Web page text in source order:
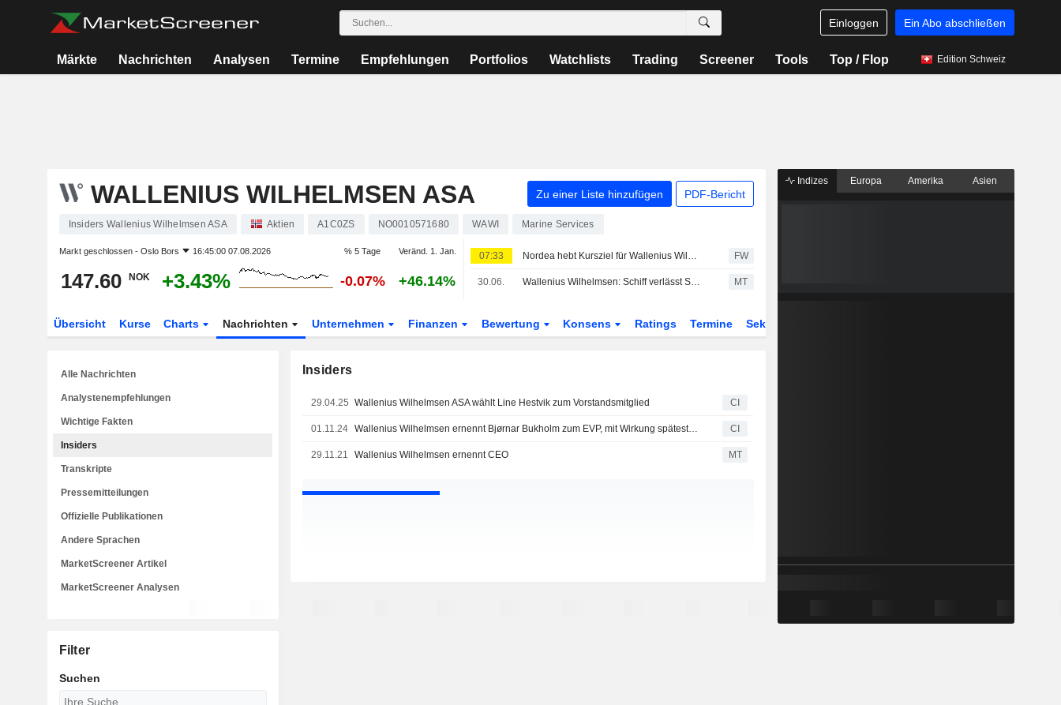
Einloggen Ein Abo abschließen
Märkte Nachrichten Analysen Termine Empfehlungen Portfolios Watchlists Trading Screener Tools Top / Flop Edition Schweiz
WALLENIUS WILHELMSEN ASA Zu einer Liste hinzufügen PDF-Bericht
Insiders Wallenius Wilhelmsen ASA Aktien A1C0ZS NO0010571680 WAWI Marine Services
Markt geschlossen - Oslo Bors 16:45:00 07.08.2026 % 5 Tage Veränd. 1. Jan.
147.60 NOK +3.43% -0.07% +46.14%
07:33 Nordea hebt Kursziel für Wallenius Wilhelmsen auf 164 norwegische Kronen (130) an, bekräftigt Kaufempfehlung FW
30.06. Wallenius Wilhelmsen: Schiff verlässt Straße von Hormus sicher MT
Übersicht Kurse Charts Nachrichten Unternehmen Finanzen Bewertung Konsens Ratings Termine Sektor
Insiders
29.04.25 Wallenius Wilhelmsen ASA wählt Line Hestvik zum Vorstandsmitglied CI
01.11.24 Wallenius Wilhelmsen ernennt Bjørnar Bukholm zum EVP, mit Wirkung spätestens zum 1. Mai 2025 CI
29.11.21 Wallenius Wilhelmsen ernennt CEO MT
Alle Nachrichten
Analystenempfehlungen
Wichtige Fakten
Insiders
Transkripte
Pressemitteilungen
Offizielle Publikationen
Andere Sprachen
MarketScreener Artikel
MarketScreener Analysen
Filter
Suchen
Indizes Europa Amerika Asien